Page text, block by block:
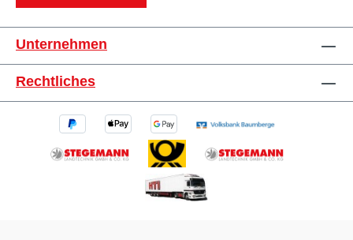
Unternehmen
Rechtliches